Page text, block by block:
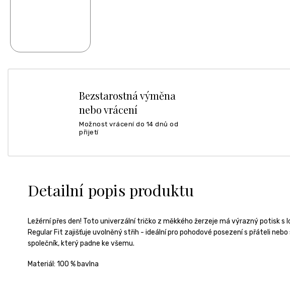
Bezstarostná výměna
nebo vrácení
Možnost vrácení do 14 dnů od
přijetí
Detailní popis produktu
Ležérní přes den! Toto univerzální tričko z měkkého žerzeje má výrazný potisk
Regular Fit zajišťuje uvolněný střih - ideální pro pohodové posezení s přáteli
společník, který padne ke všemu.
Materiál: 100 % bavlna